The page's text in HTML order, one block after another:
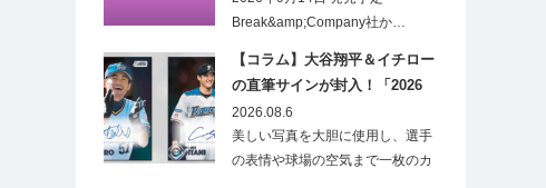
Break&amp;Company社か…
【コラム】大谷翔平＆イチロー
の直筆サインが封入！「2026
Topps NPB Stadium Club」が
見逃せない
2026.08.6
美しい写真を大胆に使用し、選手
の表情や球場の空気まで一枚のカ